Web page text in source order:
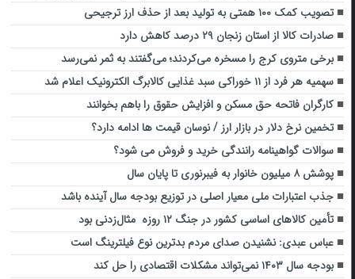
تصویب کمک ۱۰۰ همتی به تولید بعد از حذف ارز ترجیحی
صادرات کالا از استان زنجان ۲۹ درصد کاهش دارد
برخی متروی کرج را ‌مسخره می‌کردند؛ می‌گفتند به ثمر نمی‌رسد
سهمیه هر فرد از ۱۱ خوراکی سبد غذایی کالابرگ الکترونیک اعلام شد
کارگران فاتحه حق مسکن و افزایش حقوق را باهم بخوانند
تخمین نرخ دلار در بازار ارز / نوسان قیمت ها ادامه دارد؟
سوالات گواهینامه رانندگی خرید و فروش می شود؟
پوشش ۸ میلیون خانوار به فیبرنوری تا پایان سال
جذب اعتبارات ملی معیار اصلی در توزیع بودجه سال آینده باشد
تأمین کالاهای اساسی کشور در جنگ ۱۲ روزه مثال‌زدنی بود
عباس عبدی: نشنیدن صدای مردم بدترین نوع فیلترینگ است
بودجه سال ۱۴۰۳ نمی‌تواند مشکلات اقتصادی را حل کند